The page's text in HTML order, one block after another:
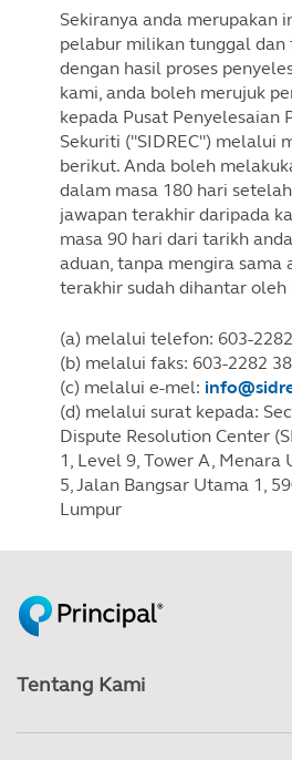
Sekiranya anda merupakan
pelabur milikan tunggal dan
dengan hasil proses
kami, anda boleh merujuk
kepada Pusat Penyelesaian
Sekuriti ("SIDREC") melalui
berikut. Anda boleh
dalam masa 180 hari
jawapan terakhir daripada
masa 90 hari dari tarikh
aduan, tanpa mengira sama
terakhir sudah dihantar oleh
(a) melalui telefon: 603-
(b) melalui faks: 603-2282
(c) melalui e-mel:
(d) melalui surat kepada:
Dispute Resolution Center
1, Level 9, Tower A, Menara
5, Jalan Bangsar Utama 1,
Lumpur
Tentang Kami